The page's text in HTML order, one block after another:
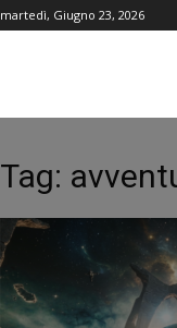
martedì, Giugno 23, 2026
Tag: